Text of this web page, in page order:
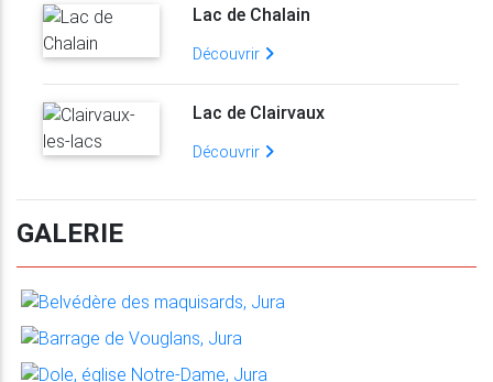
Lac de Chalain
Découvrir
Lac de Clairvaux
Découvrir
GALERIE